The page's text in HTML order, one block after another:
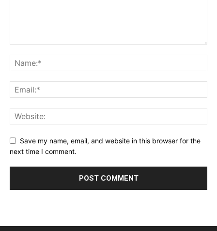
Save my name, email, and website in this browser for the
next time I comment.